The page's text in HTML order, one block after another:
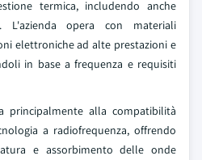
termica, includendo anche
L'azienda opera con materiali
elettroniche ad alte prestazioni e
in base a frequenza e requisiti
principalmente alla compatibilità
a radiofrequenza, offrendo
e assorbimento delle onde